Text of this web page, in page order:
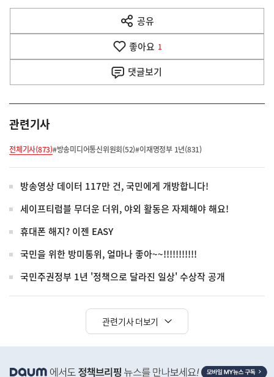
다
음
공유
열
기
좋아요 1
댓글보기
관련기사
전체기사(873)#방송미디어통신위원회(52)#이재명정부 1년(831)
방송영상 데이터 117만 건, 국민에게 개방합니다!
세이프티럼블 무더운 더위, 야외 활동은 자제해야 해요!
휴대폰 해지? 이젠 EASY
국민을 위한 방미통위, 얼마나 좋아~~!!!!!!!!!!!
국민주권정부 1년 '정책으로 달라진 일상' 수상작 공개
관련기사 더보기